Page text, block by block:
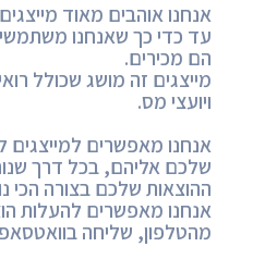
אנחנו אוהבים מאוד
עד כדי כך שאנחנו
הם מכירים.
מייצגים זה מושג שכולל
ויועצי מס.
אנחנו מאפשרים
שלכם אליהם, בכל דרך
ההוצאות שלכם בצורה הכי
אנחנו מאפשרים להעלות
מהטלפון, שליחה